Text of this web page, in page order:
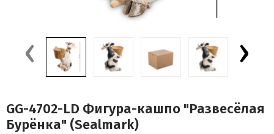
‹ ›
GG-4702-LD Фигура-кашпо "Развесёлая
Бурёнка" (Sealmark)